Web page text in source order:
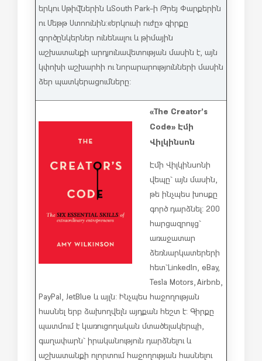
երկու Սթիվներին և South Park -ի Թրեյ Փարքերին
ու Մեթթ Ստոունին: «Երկուսի ուժը» գիրքը
գործընկերներ ունենալու և թիմային
աշխատանքի արդյունավետության մասին է, այն
կփոխի աշխարհի ու նորարարությունների մասին
ձեր պատկերացումները:
«The Creator’s
Code» Էմի
Վիլկինսոն
Էմի Վիլկինսոնի
վեպը` այն մասին,
թե ինչպես խոսքը
գործ դարձնել: 200
հարցազրույց`
առաջատար
ձեռնարկատերերի
հետ` LinkedIn, eBay,
Tesla Motors, Airbnb,
PayPal, JetBlue և այլն: Ինչպես հաջողության
հասնել երբ ձախողվելն այդքան հեշտ է: Գիրքը
պատմում է կառուցողական մտածելակերպի,
գաղափարն` իրականություն դարձնելու և
աշխատանքի ոլորտում հաջողության հասնելու